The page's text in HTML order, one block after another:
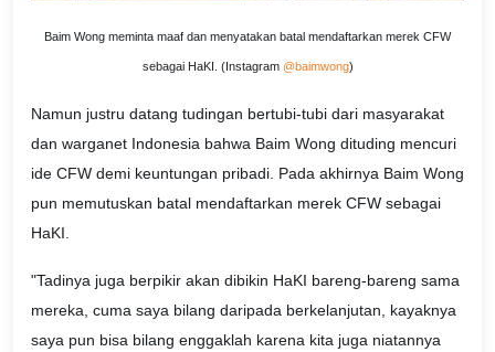
Baim Wong meminta maaf dan menyatakan batal mendaftarkan merek CFW
sebagai HaKI. (Instagram @baimwong)
Namun justru datang tudingan bertubi-tubi dari masyarakat
dan warganet Indonesia bahwa Baim Wong dituding mencuri
ide CFW demi keuntungan pribadi. Pada akhirnya Baim Wong
pun memutuskan batal mendaftarkan merek CFW sebagai
HaKI.
"Tadinya juga berpikir akan dibikin HaKI bareng-bareng sama
mereka, cuma saya bilang daripada berkelanjutan, kayaknya
saya pun bisa bilang enggaklah karena kita juga niatannya